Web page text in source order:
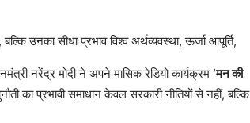
उनका सीधा प्रभाव विश्व अर्थव्यवस्था, ऊर्जा आपूर्ति,
नरेंद्र मोदी ने अपने मासिक रेडियो कार्यक्रम ‘मन की
का प्रभावी समाधान केवल सरकारी नीतियों से नहीं, बल्कि